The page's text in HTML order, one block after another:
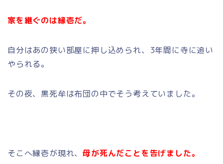
家を継ぐのは縁壱だ。
自分はあの狭い部屋に押し込められ、3年間に寺に追い
やられる。
その夜、黒死牟は布団の中でそう考えていました。
そこへ縁壱が現れ、母が死んだことを告げました。